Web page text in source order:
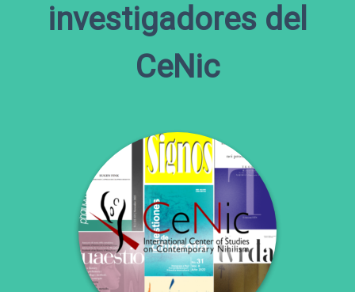
investigadores del
CeNic